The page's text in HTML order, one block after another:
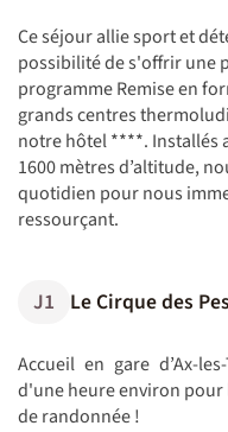
Ce séjour allie sport et
possibilité de s'offrir une
programme Remise en
grands centres
notre hôtel ****. Installés
1600 mètres d’altitude,
quotidien pour nous
ressourçant.
J1 Le Cirque des
Accueil en gare d’Ax-
d'une heure environ
de randonnée !